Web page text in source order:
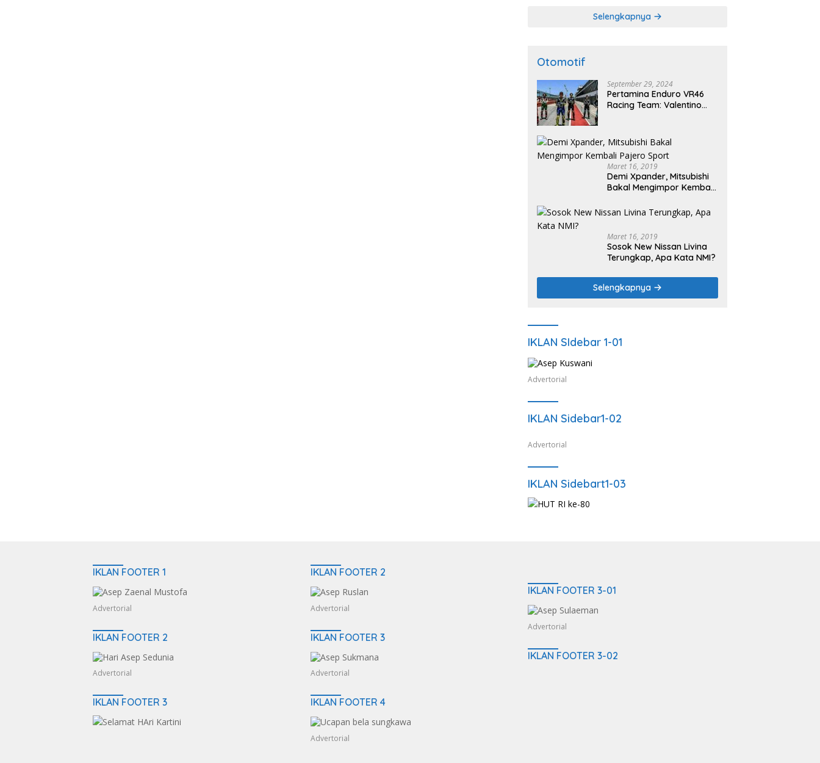
Selengkapnya
Otomotif
September 29, 2024
Pertamina Enduro VR46
Racing Team: Valentino
Pertamina Mandalika
Tahun 2025
Maret 16, 2019
Demi Xpander, Mitsubishi
Bakal Mengimpor Kembali
Maret 16, 2019
Sosok New Nissan Livina
Terungkap, Apa Kata NMI?
Selengkapnya
IKLAN SIdebar 1-01
Advertorial
IKLAN Sidebar1-02
Advertorial
IKLAN Sidebart1-03
IKLAN FOOTER 1
Advertorial
IKLAN FOOTER 2
Advertorial
IKLAN FOOTER 3
IKLAN FOOTER 2
Advertorial
IKLAN FOOTER 3
Advertorial
IKLAN FOOTER 4
Advertorial
IKLAN FOOTER 3-01
Advertorial
IKLAN FOOTER 3-02